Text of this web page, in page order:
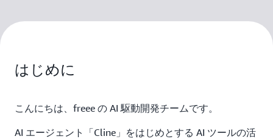
はじめに
こんにちは、freee の AI 駆動開発チームです。
AI エージェント「Cline」をはじめとする AI ツールの活